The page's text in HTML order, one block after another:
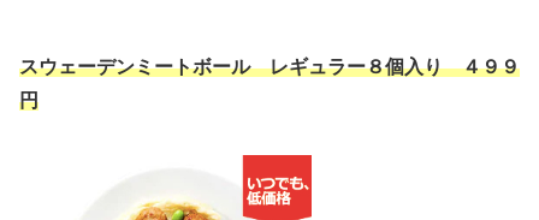
スウェーデンミートボール レギュラー８個入り ４９９
円